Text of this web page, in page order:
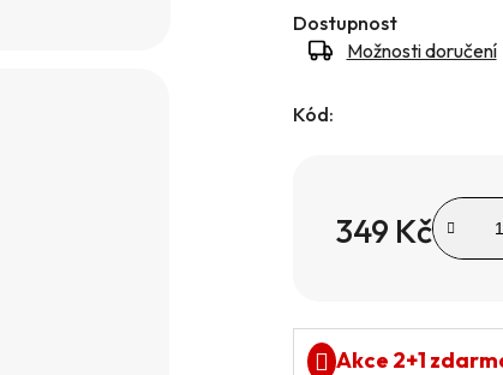
Dostupnost
Možnosti doručení
Kód:
349 Kč
Akce 2+1